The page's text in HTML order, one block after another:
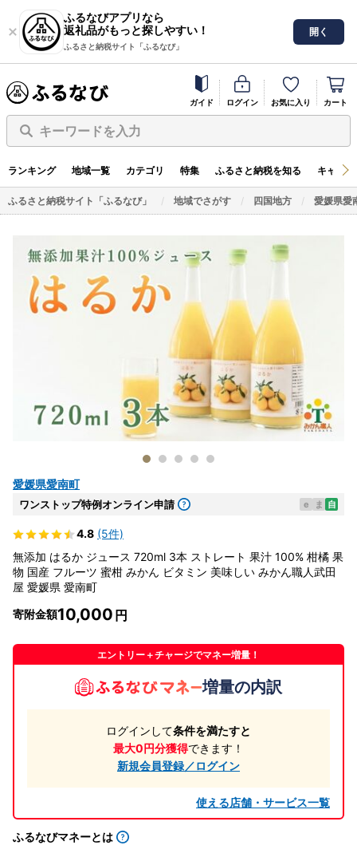
ふるなびアプリなら
返礼品がもっと探しやすい！
ふるさと納税サイト「ふるなび」
開く
ガイド ログイン お気に入り カート
キーワードを入力
ランキング 地域一覧 カテゴリ 特集 ふるさと納税を知る キャン
ふるさと納税サイト「ふるなび」 地域でさがす 四国地方 愛媛県愛
愛媛県愛南町
ワンストップ特例オンライン申請 e ま 自
4.8 (5件)
無添加 はるか ジュース 720ml 3本 ストレート 果汁 100% 柑橘 果
物 国産 フルーツ 蜜柑 みかん ビタミン 美味しい みかん職人武田
屋 愛媛県 愛南町
寄附金額10,000
エントリー＋チャージでマネー増量！
増量の内訳
ログインして条件を満たすと
最大0円分獲得できます！
新規会員登録／ログイン
使える店舗・サービス一覧
ふるなびマネーとは